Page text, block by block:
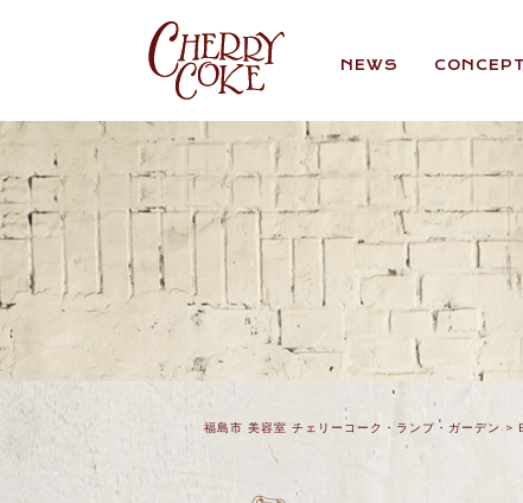
NEWS CONCEPT
福島市 美容室 チェリーコーク・ランプ・ガーデン >